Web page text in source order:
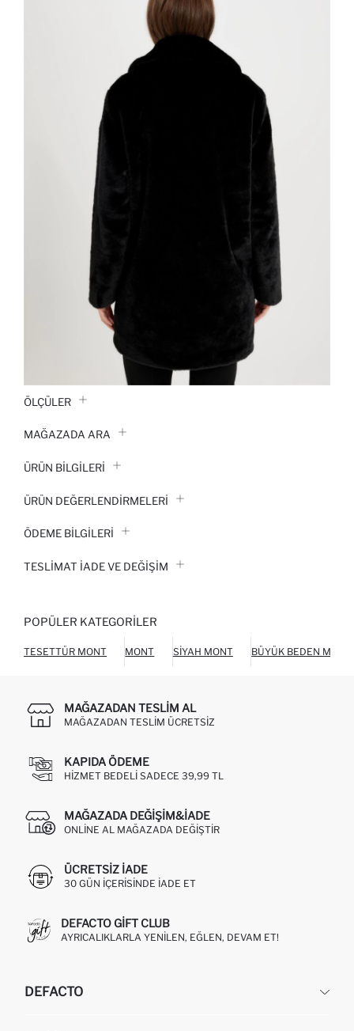
ÖLÇÜLER
MAĞAZADA ARA
ÜRÜN BILGILERI
ÜRÜN DEĞERLENDİRMELERİ
ÖDEME BİLGİLERİ
TESLIMAT İADE VE DEĞIŞIM
POPÜLER KATEGORILER
TESETTÜR MONT MONT SIYAH MONT BÜYÜK BEDEN MONT
MAĞAZADAN TESLIM AL
MAĞAZADAN TESLIM ÜCRETSIZ
KAPIDA ÖDEME
HIZMET BEDELI SADECE 39,99 TL
MAĞAZADA DEĞIŞIM&İADE
ONLINE AL MAĞAZADA DEĞIŞTIR
ÜCRETSIZ IADE
30 GÜN IÇERISINDE IADE ET
DEFACTO GIFT CLUB
AYRICALIKLARLA YENILEN, EĞLEN, DEVAM ET!
DEFACTO